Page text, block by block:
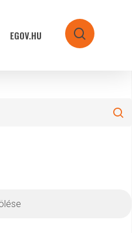
EGOV.HU search